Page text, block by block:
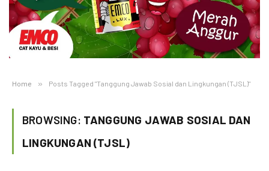
Home » Posts Tagged "Tanggung Jawab Sosial dan Lingkungan (TJSL)"
BROWSING: TANGGUNG JAWAB SOSIAL DAN
LINGKUNGAN (TJSL)